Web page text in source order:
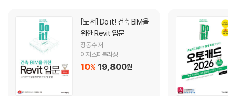
[도서]
위한 Revit 입문
장동수 저
이지스퍼블리싱
10% 19,800원